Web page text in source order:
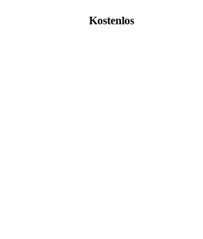
Kostenlos